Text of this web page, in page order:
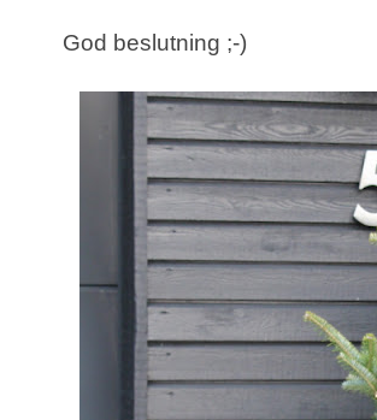
God beslutning ;-)